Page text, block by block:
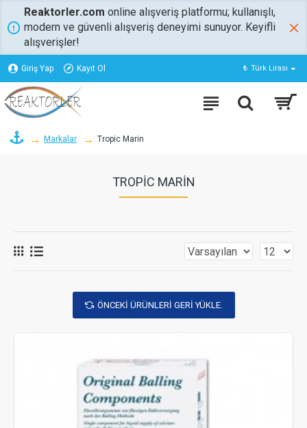
Reaktorler.com online alışveriş platformu; kullanışlı,
modern ve güvenli alışveriş deneyimi sunuyor. Keyifli
alışverişler!
Giriş Yap Kayıt Ol ₺ Türk Lirası
Markalar Tropic Marin
TROPIC MARIN
ÖNCEKI ÜRÜNLERI GERI YÜKLE.